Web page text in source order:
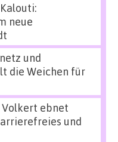
neue
und
die Weichen für
ebnet
und